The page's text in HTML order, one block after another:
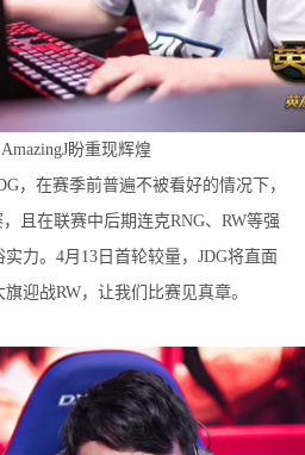
盼重现辉煌
在赛季前普遍不被看好的情况下，
且在联赛中后期连克RNG、RW等强
力。4月13日首轮较量，JDG将直面
迎战RW，让我们比赛见真章。